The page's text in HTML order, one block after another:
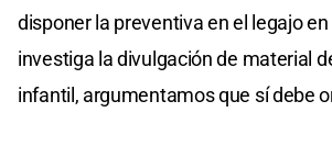
disponer la preventiva en el legajo en
investiga la divulgación de material
infantil, argumentamos que sí debe